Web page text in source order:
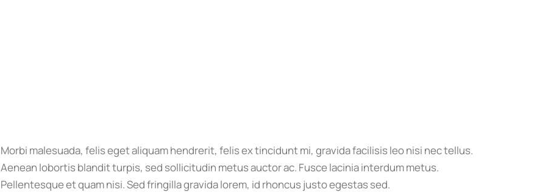
Morbi malesuada, felis eget aliquam hendrerit, felis ex tincidunt mi, gravida facilisis leo nisi nec tellus.
Aenean lobortis blandit turpis, sed sollicitudin metus auctor ac. Fusce lacinia interdum metus.
Pellentesque et quam nisi. Sed fringilla gravida lorem, id rhoncus justo egestas sed.